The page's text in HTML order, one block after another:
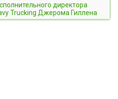
директора
Trucking Джерома Гиллена